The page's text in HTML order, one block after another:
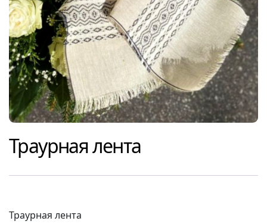
Траурная лента
Траурная лента